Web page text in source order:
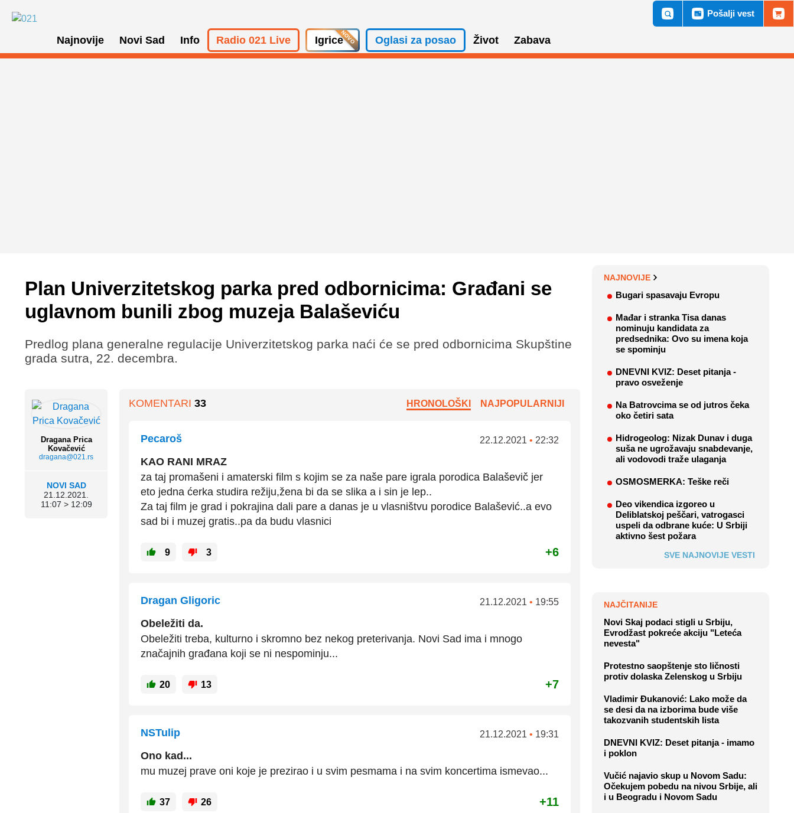
Najnovije Novi Sad Info Radio 021 Live Igrice Oglasi za posao Život Zabava
Pošalji vest
Plan Univerzitetskog parka pred odbornicima: Građani se
uglavnom bunili zbog muzeja Balaševiću
Dragana Prica
Kovačević
dragana@021.rs
NOVI SAD
21.12.2021.
11:07 > 12:09
Predlog plana generalne regulacije Univerzitetskog parka naći će se pred odbornicima Skupštine
grada sutra, 22. decembra.
KOMENTARI 33 HRONOLOŠKI NAJPOPULARNIJI
Pecaroš 22.12.2021 • 22:32
KAO RANI MRAZ
za taj promašeni i amaterski film s kojim se za naše pare igrala porodica Balaševič jer
eto jedna ćerka studira režiju,žena bi da se slika a i sin je lep..
Za taj film je grad i pokrajina dali pare a danas je u vlasništvu porodice Balašević..a evo
sad bi i muzej gratis..pa da budu vlasnici
9 3 +6
Dragan Gligoric 21.12.2021 • 19:55
Obeležiti da.
Obeležiti treba, kulturno i skromno bez nekog preterivanja. Novi Sad ima i mnogo
značajnih građana koji se ni nespominju...
20 13 +7
NSTulip 21.12.2021 • 19:31
Ono kad...
mu muzej prave oni koje je prezirao i u svim pesmama i na svim koncertima ismevao...
37 26 +11
NAJNOVIJE
Bugari spasavaju Evropu
Mađar i stranka Tisa danas
nominuju kandidata za
predsednika: Ovo su imena koja
se spominju
DNEVNI KVIZ: Deset pitanja -
pravo osveženje
Na Batrovcima se od jutros čeka
oko četiri sata
Hidrogeolog: Nizak Dunav i duga
suša ne ugrožavaju snabdevanje,
ali vodovodi traže ulaganja
OSMOSMERKA: Teške reči
Deo vikendica izgoreo u
Deliblatskoj peščari, vatrogasci
uspeli da odbrane kuće: U Srbiji
aktivno šest požara
SVE NAJNOVIJE VESTI
NAJČITANIJE
Novi Skaj podaci stigli u Srbiju,
Evrodžast pokreće akciju "Leteća
nevesta"
Protestno saopštenje sto ličnosti
protiv dolaska Zelenskog u Srbiju
Vladimir Đukanović: Lako može da
se desi da na izborima bude više
takozvanih studentskih lista
DNEVNI KVIZ: Deset pitanja - imamo
i poklon
Vučić najavio skup u Novom Sadu:
Očekujem pobedu na nivou Srbije, ali
i u Beogradu i Novom Sadu